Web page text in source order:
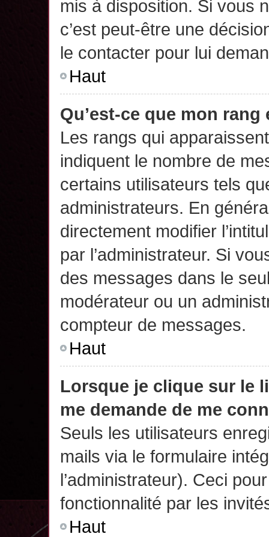
mis à disposition. Si vous
c’est peut-être une
le contacter pour lui
Haut
Qu’est-ce que mon
Les rangs qui
indiquent le nombre de
certains utilisateurs tels
administrateurs. En
directement modifier
par l’administrateur. Si
des messages dans le
modérateur ou un
compteur de messages.
Haut
Lorsque je clique sur le
me demande de me
Seuls les utilisateurs
mails via le formulaire
l’administrateur). Ceci
fonctionnalité par les
Haut